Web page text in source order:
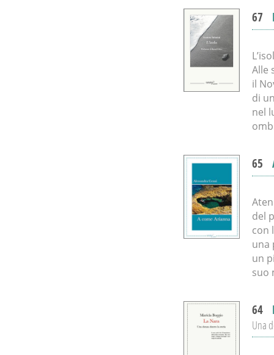
67
Alle
il
di
nel
65
del
con
una
un
suo
64
Una